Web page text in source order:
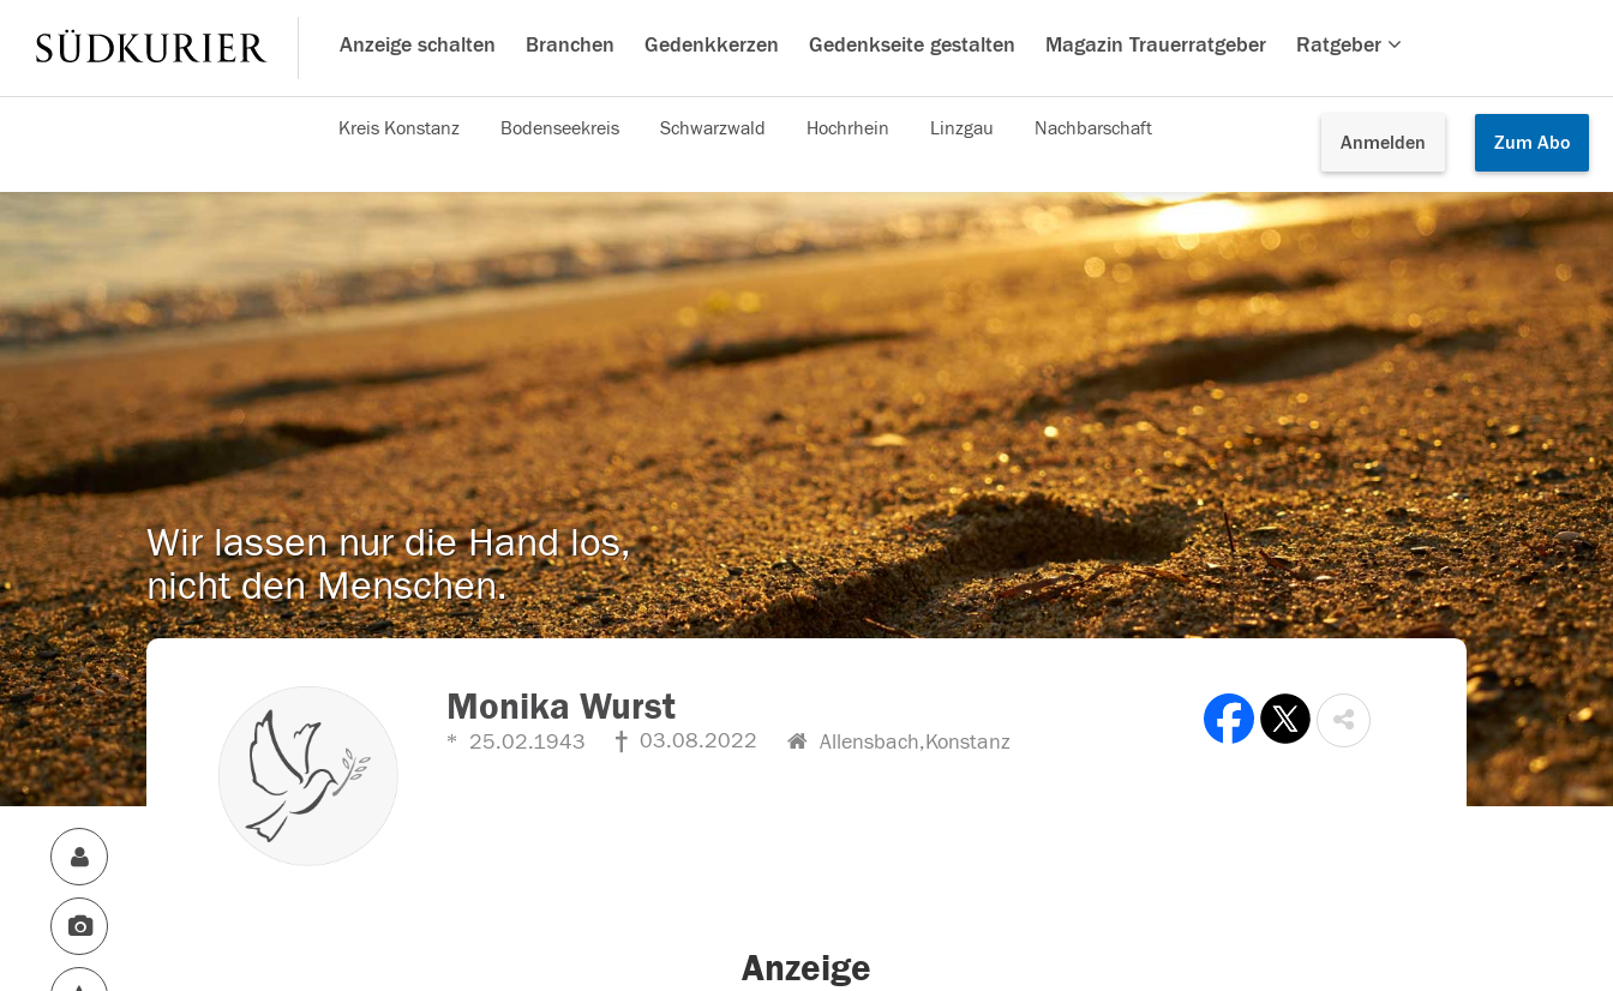
Anzeige schalten Branchen Gedenkkerzen Gedenkseite gestalten Magazin Trauerratgeber Ratgeber
Anmelden Zum Abo
Kreis Konstanz Bodenseekreis Schwarzwald Hochrhein Linzgau Nachbarschaft
Wir lassen nur die Hand los,
nicht den Menschen.
Monika Wurst
25.02.1943 03.08.2022 Allensbach,Konstanz
Anzeige